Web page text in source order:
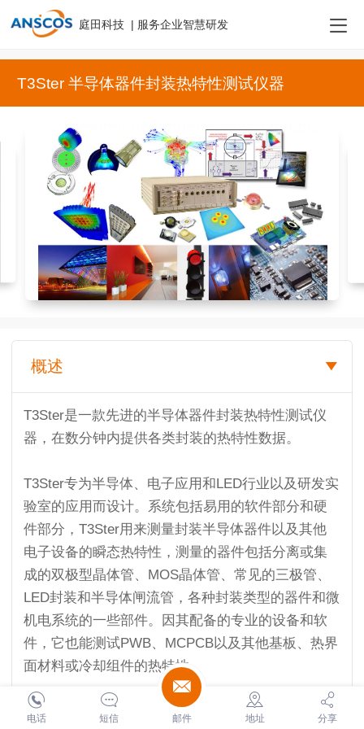
庭田科技 | 服务企业智慧研发
T3Ster 半导体器件封装热特性测试仪器
概述
T3Ster是一款先进的半导体器件封装热特性测试仪
器，在数分钟内提供各类封装的热特性数据。
T3Ster专为半导体、电子应用和LED行业以及研发实
验室的应用而设计。系统包括易用的软件部分和硬
件部分，T3Ster用来测量封装半导体器件以及其他
电子设备的瞬态热特性，测量的器件包括分离或集
成的双极型晶体管、MOS晶体管、常见的三极管、
LED封装和半导体闸流管，各种封装类型的器件和微
机电系统的一些部件。因其配备的专业的设备和软
件，它也能测试PWB、MCPCB以及其他基板、热界
面材料或冷却组件的热特性。
电话 短信 邮件 地址 分享